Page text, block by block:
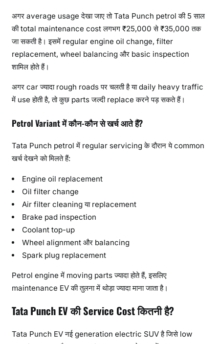
अगर average usage देखा जाए तो Tata Punch petrol की 5 साल
की total maintenance cost लगभग ₹25,000 से ₹35,000 तक
जा सकती है। इसमें regular engine oil change, filter
replacement, wheel balancing और basic inspection
शामिल होते हैं।
अगर car ज्यादा rough roads पर चलती है या daily heavy traffic
में use होती है, तो कुछ parts जल्दी replace करने पड़ सकते हैं।
Petrol Variant में कौन-कौन से खर्च आते हैं?
Tata Punch petrol में regular servicing के दौरान ये common
खर्च देखने को मिलते हैं:
Engine oil replacement
Oil filter change
Air filter cleaning या replacement
Brake pad inspection
Coolant top-up
Wheel alignment और balancing
Spark plug replacement
Petrol engine में moving parts ज्यादा होते हैं, इसलिए
maintenance EV की तुलना में थोड़ा ज्यादा माना जाता है।
Tata Punch EV की Service Cost कितनी है?
Tata Punch EV नई generation electric SUV है जिसे low